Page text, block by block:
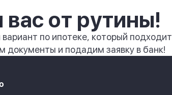
от рутины!
по ипотеке, который подходит
документы и подадим заявку в банк!